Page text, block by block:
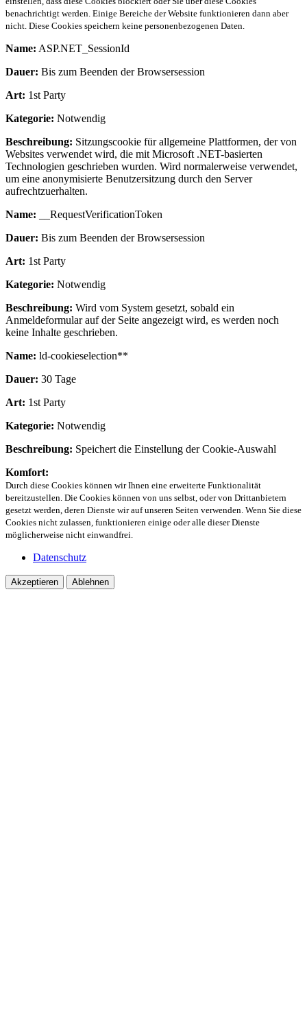
benachrichtigt werden. Einige Bereiche der Website funktionieren dann aber
nicht. Diese Cookies speichern keine personenbezogenen Daten.
Name: ASP.NET_SessionId
Dauer: Bis zum Beenden der Browsersession
Art: 1st Party
Kategorie: Notwendig
Beschreibung: Sitzungscookie für allgemeine Plattformen, der von
Websites verwendet wird, die mit Microsoft .NET-basierten
Technologien geschrieben wurden. Wird normalerweise verwendet,
um eine anonymisierte Benutzersitzung durch den Server
aufrechtzuerhalten.
Name: __RequestVerificationToken
Dauer: Bis zum Beenden der Browsersession
Art: 1st Party
Kategorie: Notwendig
Beschreibung: Wird vom System gesetzt, sobald ein
Anmeldeformular auf der Seite angezeigt wird, es werden noch
keine Inhalte geschrieben.
Name: ld-cookieselection**
Dauer: 30 Tage
Art: 1st Party
Kategorie: Notwendig
Beschreibung: Speichert die Einstellung der Cookie-Auswahl
Komfort:
Durch diese Cookies können wir Ihnen eine erweiterte Funktionalität
bereitzustellen. Die Cookies können von uns selbst, oder von Drittanbietern
gesetzt werden, deren Dienste wir auf unseren Seiten verwenden. Wenn Sie diese
Cookies nicht zulassen, funktionieren einige oder alle dieser Dienste
möglicherweise nicht einwandfrei.
Datenschutz
Akzeptieren Ablehnen